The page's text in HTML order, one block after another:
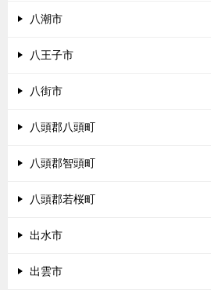
八潮市
八王子市
八街市
八頭郡八頭町
八頭郡智頭町
八頭郡若桜町
出水市
出雲市